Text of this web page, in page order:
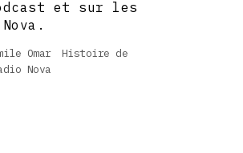
et sur les
Omar
Histoire de
Nova